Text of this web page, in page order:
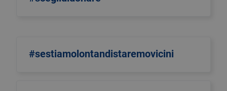
#sestiamolontandistaremovicini